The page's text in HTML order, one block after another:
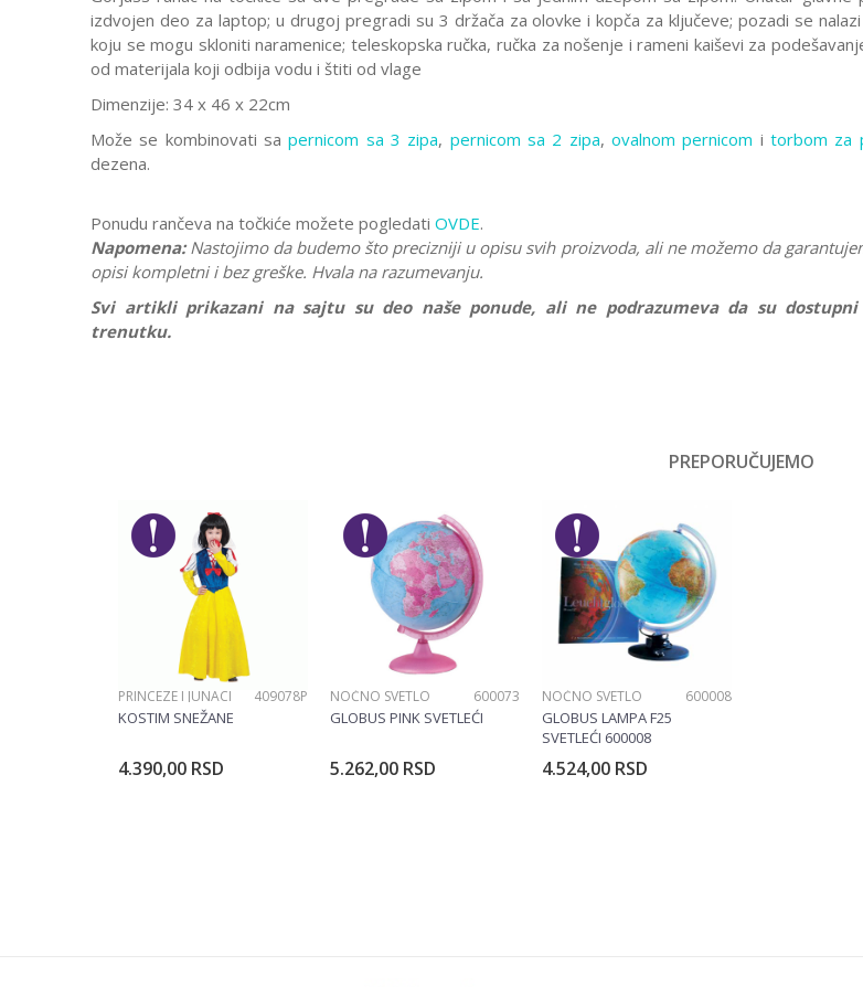
izdvojen deo za laptop; u drugoj pregradi su 3 držača za olovke i kopča za ključeve; pozadi se
koju se mogu skloniti naramenice; teleskopska ručka, ručka za nošenje i rameni kaiševi za
od materijala koji odbija vodu i štiti od vlage
Dimenzije: 34 x 46 x 22cm
Može se kombinovati sapernicom sa 3 zipa, pernicom sa 2 zipa,ovalnom pernicom itorbom za
dezena.
Ponudu rančeva na točkiće možete pogledati OVDE.
Napomena: Nastojimo da budemo što precizniji u opisu svih proizvoda, ali ne možemo da
opisi kompletni i bez greške. Hvala na razumevanju.
Svi artikli prikazani na sajtu su deo naše ponude, ali ne podrazumeva da su
trenutku.
Brend
Gorjuss
Poruka
POŠALJI
IMPACT DARK
531136
RANČEVI NA TOČKIĆE NS33155
RANAC NA
RANAC NA
PREPORUČUJEMO
PRINCEZE I JUNACI 409078P
KOSTIM SNEŽANE
4.390,00 RSD
NOĆNO SVETLO 600073
GLOBUS PINK SVETLEĆI
5.262,00 RSD
NOĆNO SVETLO 600008
GLOBUS LAMPA F25
SVETLEĆI 600008
4.524,00 RSD